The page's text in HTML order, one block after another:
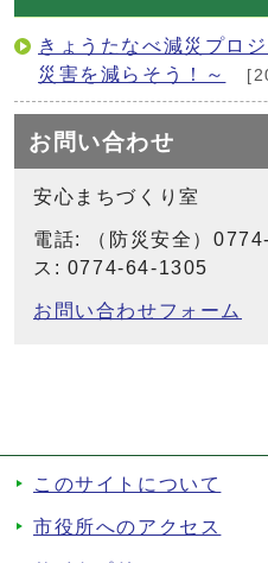
きょうたなべ減災プロ
災害を減らそう！～
お問い合わせ
安心まちづくり室
電話: （防災安全）
ス: 0774-64-1305
お問い合わせフォーム
このサイトについて
市役所へのアクセス